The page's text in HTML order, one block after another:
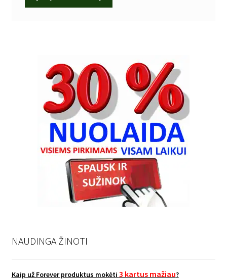
NAUDINGA ŽINOTI
Kaip už Forever produktus mokėti 3 kartus mažiau?